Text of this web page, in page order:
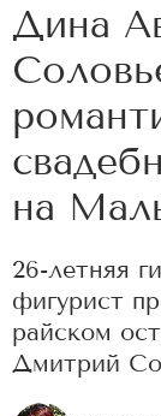
Дина
на
26-летняя
фигурист
райском
Дмитрий